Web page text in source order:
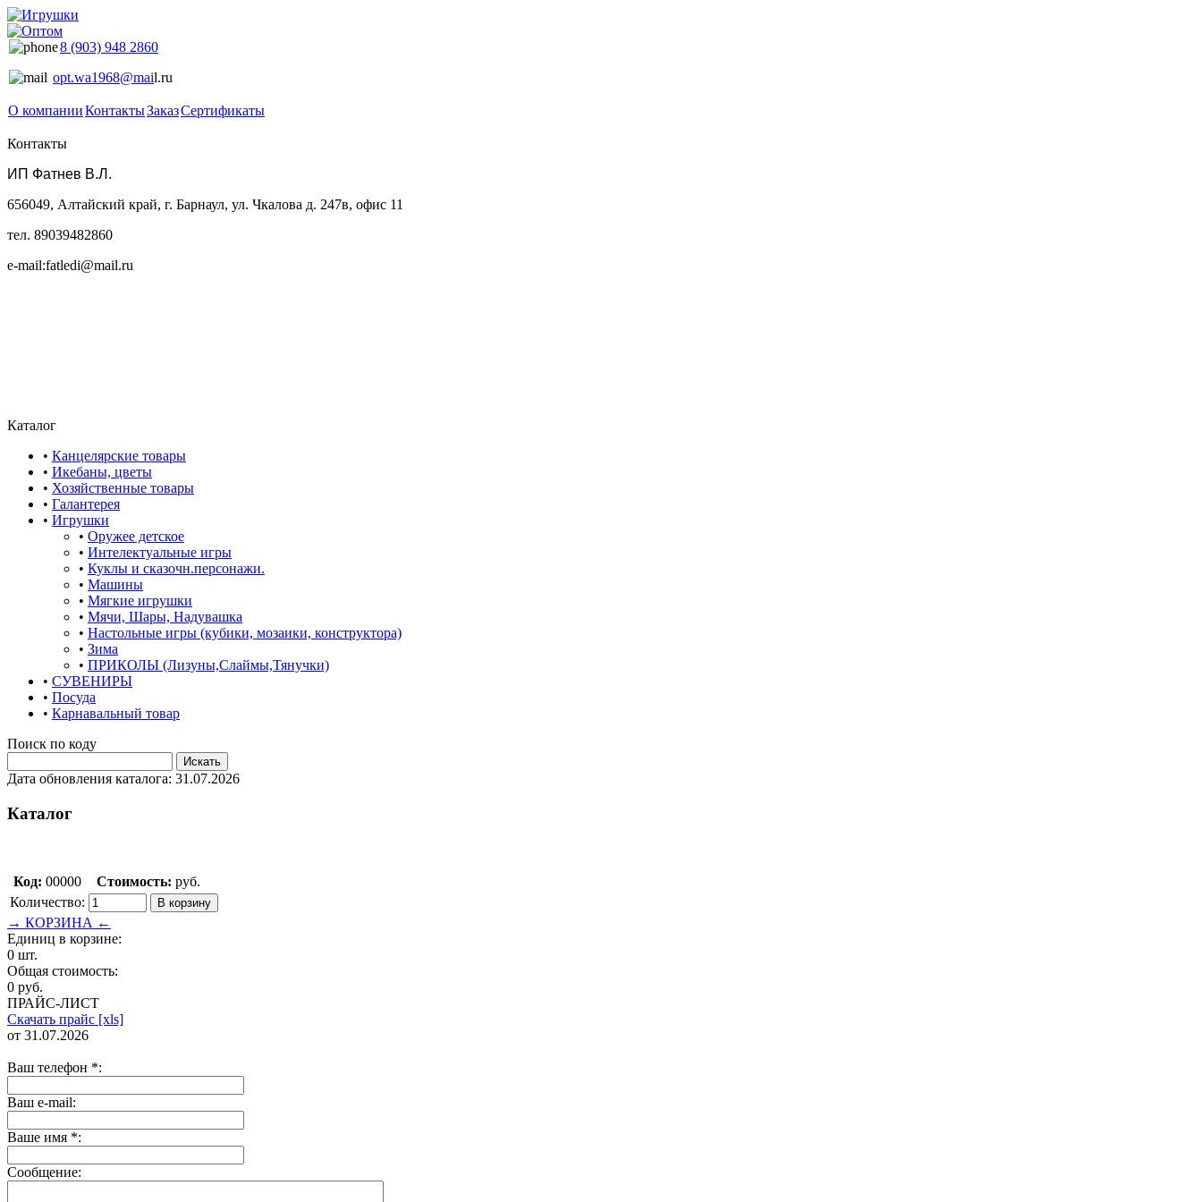
8 (903) 948 2860
opt.wa1968@mail.ru
О компанииКонтактыЗаказСертификаты
Контакты
ИП Фатнев В.Л.
656049, Алтайский край, г. Барнаул, ул. Чкалова д. 247в, офис 11
тел. 89039482860
e-mail:fatledi@mail.ru
Каталог
• Канцелярские товары
• Икебаны, цветы
• Хозяйственные товары
• Галантерея
• Игрушки
• Оружее детское
• Интелектуальные игры
• Куклы и сказочн.персонажи.
• Машины
• Мягкие игрушки
• Мячи, Шары, Надувашка
• Настольные игры (кубики, мозаики, конструктора)
• Зима
• ПРИКОЛЫ (Лизуны,Слаймы,Тянучки)
• СУВЕНИРЫ
• Посуда
• Карнавальный товар
Поиск по коду
Дата обновления каталога: 31.07.2026
Каталог
Код: 00000 Стоимость: руб.
Количество:
→ КОРЗИНА ←
Единиц в корзине:
0 шт.
Общая стоимость:
0 руб.
ПРАЙС-ЛИСТ
Скачать прайс [xls]
от 31.07.2026
Ваш телефон *:
Ваш e-mail:
Ваше имя *:
Сообщение: